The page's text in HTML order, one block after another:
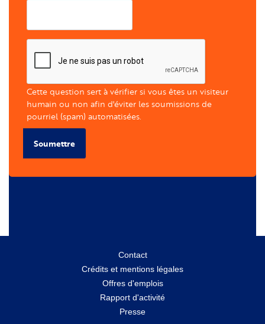
Cette question sert à vérifier si vous êtes un visiteur
humain ou non afin d'éviter les soumissions de
pourriel (spam) automatisées.
Soumettre
Contact
Crédits et mentions légales
Offres d'emplois
Rapport d'activité
Presse